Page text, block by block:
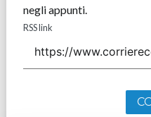
negli appunti.
RSS link